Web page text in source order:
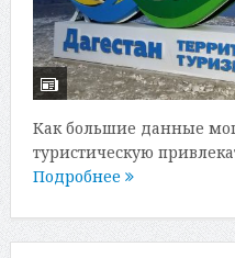
Как большие данные
туристическую
Подробнее